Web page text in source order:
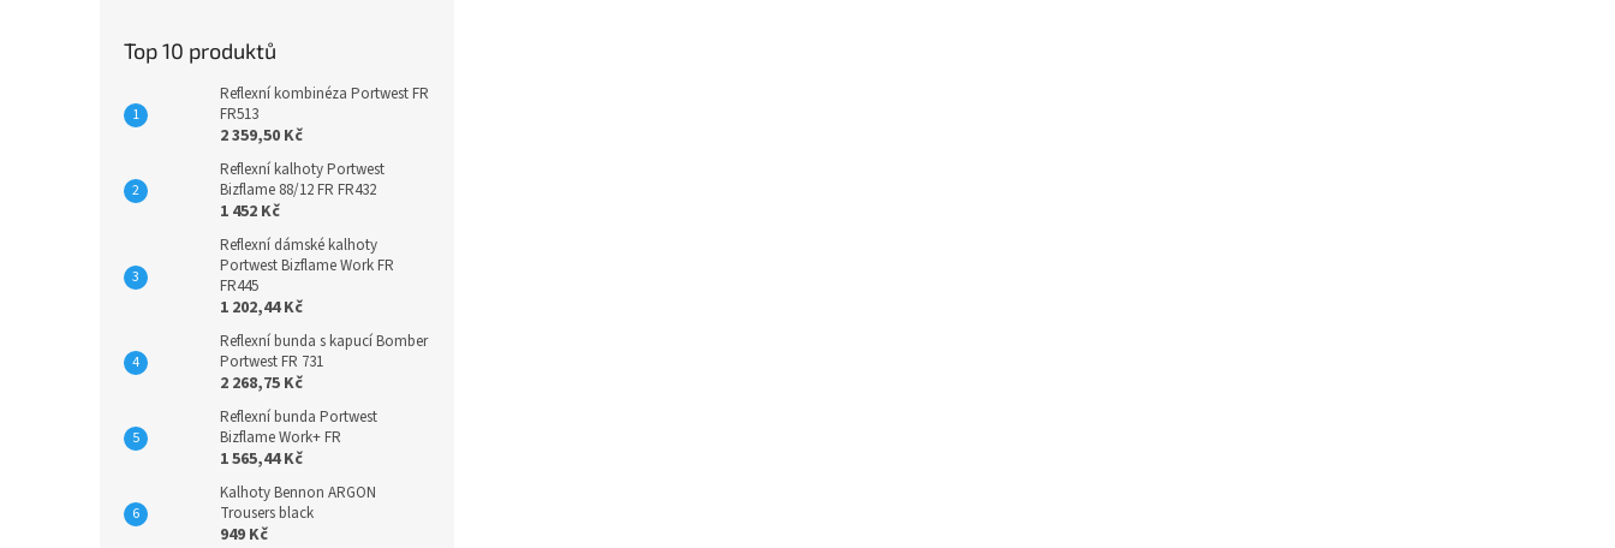
Top 10 produktů
Reflexní kombinéza Portwest FR
FR513
2 359,50 Kč
Reflexní kalhoty Portwest
Bizflame 88/12 FR FR432
1 452 Kč
Reflexní dámské kalhoty
Portwest Bizflame Work FR
FR445
1 202,44 Kč
Reflexní bunda s kapucí Bomber
Portwest FR 731
2 268,75 Kč
Reflexní bunda Portwest
Bizflame Work+ FR
1 565,44 Kč
Kalhoty Bennon ARGON
Trousers black
949 Kč